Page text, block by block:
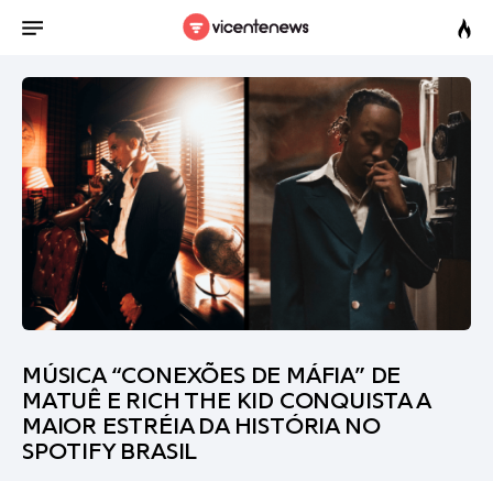
MÚSICA “CONEXÕES DE MÁFIA” DE
MATUÊ E RICH THE KID CONQUISTA A
MAIOR ESTRÉIA DA HISTÓRIA NO
SPOTIFY BRASIL